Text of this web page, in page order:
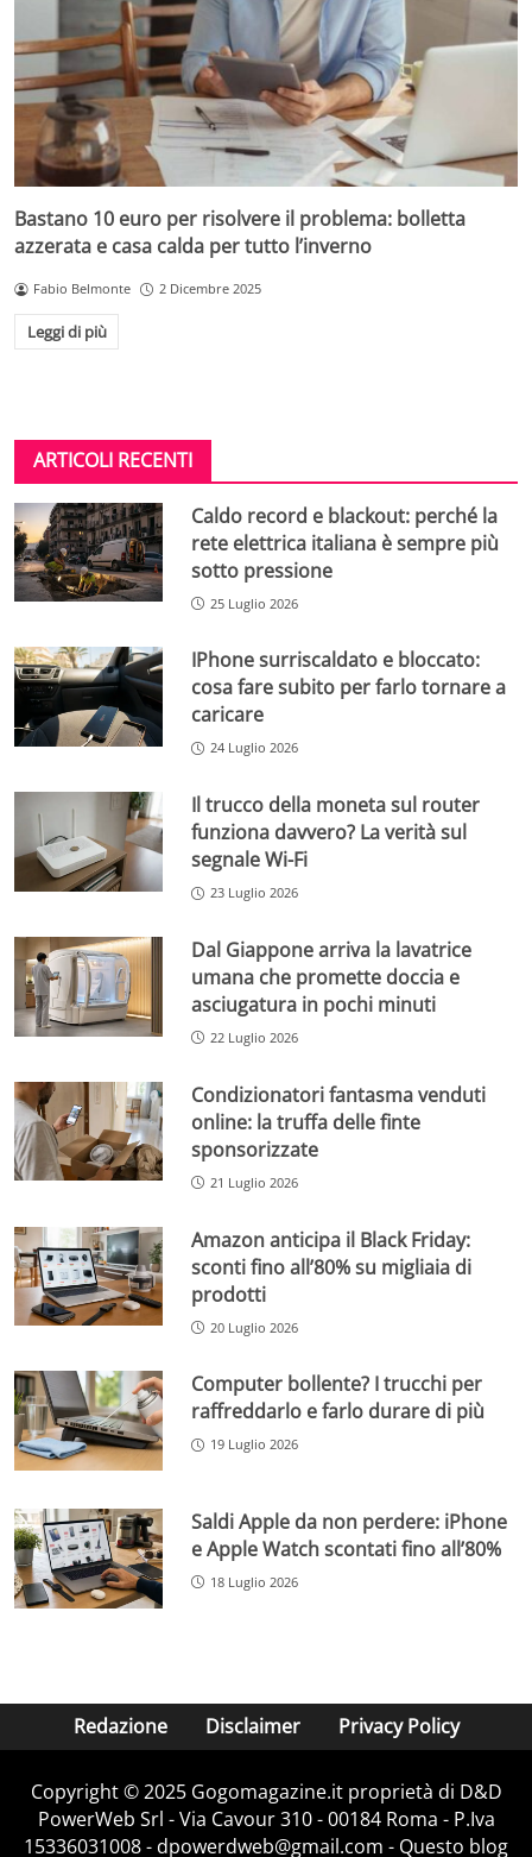
Bastano 10 euro per risolvere il problema: bolletta
azzerata e casa calda per tutto l’inverno
Fabio Belmonte 2 Dicembre 2025
Leggi di più
ARTICOLI RECENTI
Caldo record e blackout: perché la
rete elettrica italiana è sempre più
sotto pressione
25 Luglio 2026
IPhone surriscaldato e bloccato:
cosa fare subito per farlo tornare a
caricare
24 Luglio 2026
Il trucco della moneta sul router
funziona davvero? La verità sul
segnale Wi-Fi
23 Luglio 2026
Dal Giappone arriva la lavatrice
umana che promette doccia e
asciugatura in pochi minuti
22 Luglio 2026
Condizionatori fantasma venduti
online: la truffa delle finte
sponsorizzate
21 Luglio 2026
Amazon anticipa il Black Friday:
sconti fino all’80% su migliaia di
prodotti
20 Luglio 2026
Computer bollente? I trucchi per
raffreddarlo e farlo durare di più
19 Luglio 2026
Saldi Apple da non perdere: iPhone
e Apple Watch scontati fino all’80%
18 Luglio 2026
Redazione Disclaimer Privacy Policy
Copyright © 2025 Gogomagazine.it proprietà di D&D
PowerWeb Srl - Via Cavour 310 - 00184 Roma - P.Iva
15336031008 - dpowerdweb@gmail.com - Questo blog